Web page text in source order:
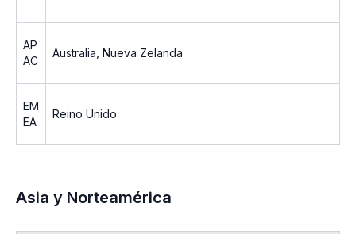
AP
AC
Australia, Nueva Zelanda
EM
EA
Reino Unido
Asia y Norteamérica